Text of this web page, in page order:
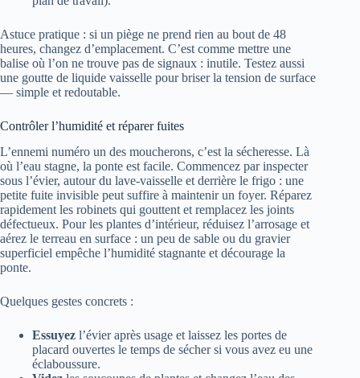
Astuce pratique : si un piège ne prend rien au bout de 48
heures, changez d’emplacement. C’est comme mettre une
balise où l’on ne trouve pas de signaux : inutile. Testez aussi
une goutte de liquide vaisselle pour briser la tension de surface
— simple et redoutable.
Contrôler l’humidité et réparer fuites
L’ennemi numéro un des moucherons, c’est la sécheresse. Là
où l’eau stagne, la ponte est facile. Commencez par inspecter
sous l’évier, autour du lave-vaisselle et derrière le frigo : une
petite fuite invisible peut suffire à maintenir un foyer. Réparez
rapidement les robinets qui gouttent et remplacez les joints
défectueux. Pour les plantes d’intérieur, réduisez l’arrosage et
aérez le terreau en surface : un peu de sable ou du gravier
superficiel empêche l’humidité stagnante et décourage la
ponte.
Quelques gestes concrets :
Essuyez l’évier après usage et laissez les portes de
placard ouvertes le temps de sécher si vous avez eu une
éclaboussure.